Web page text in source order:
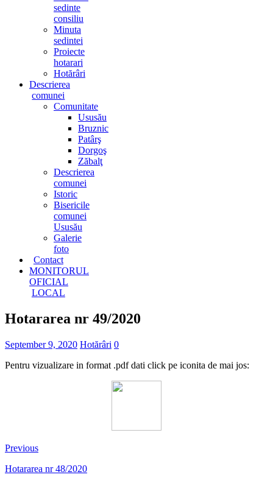
sedinte
consiliu
Minuta
sedintei
Proiecte
hotarari
Hotărâri
Descrierea
comunei
Comunitate
Ususău
Bruznic
Patârş
Dorgoş
Zăbalţ
Descrierea
comunei
Istoric
Bisericile
comunei
Ususău
Galerie
foto
Contact
MONITORUL
OFICIAL
LOCAL
Hotararea nr 49/2020
September 9, 2020 Hotărâri 0
Pentru vizualizare in format .pdf dati click pe iconita de mai jos:
Previous
Hotararea nr 48/2020